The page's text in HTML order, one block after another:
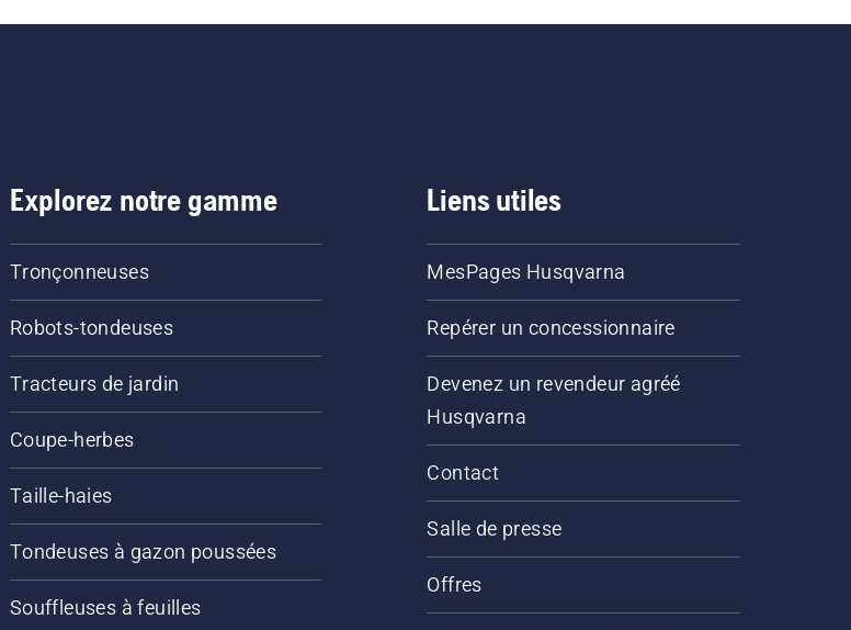
Explorez notre gamme
Tronçonneuses
Robots-tondeuses
Tracteurs de jardin
Coupe-herbes
Taille-haies
Tondeuses à gazon poussées
Souffleuses à feuilles
Liens utiles
MesPages Husqvarna
Repérer un concessionnaire
Devenez un revendeur agréé
Husqvarna
Contact
Salle de presse
Offres